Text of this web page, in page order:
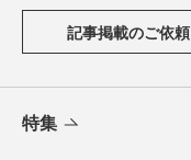
記事掲載のご依頼
特集